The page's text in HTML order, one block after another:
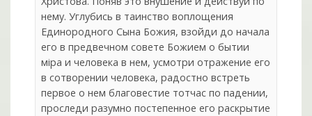
нему. Углубись в таинство воплощения
Единородного Сына Божия, взойди до начала
его в предвечном совете Божием о бытии
мiра и человека в нем, усмотри отражение его
в сотворении человека, радостно встреть
первое о нем благовестие тотчас по падении,
проследи разумно постепенное его раскрытие